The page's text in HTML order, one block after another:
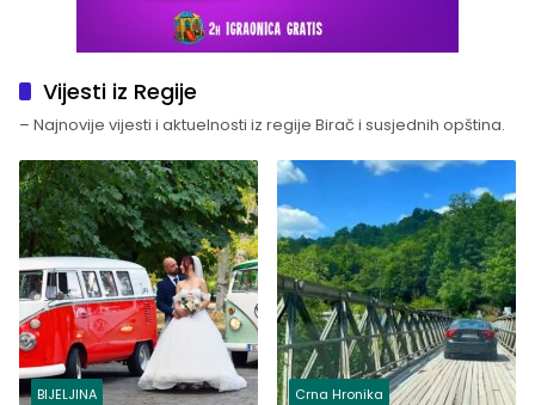
Vijesti iz Regije
– Najnovije vijesti i aktuelnosti iz regije Birač i susjednih opština.
BIJELJINA Crna Hronika